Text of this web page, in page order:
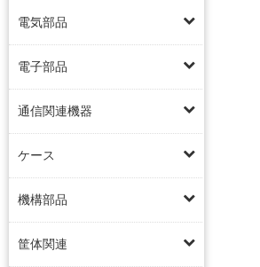
電気部品
電子部品
通信関連機器
ケース
機構部品
筐体関連